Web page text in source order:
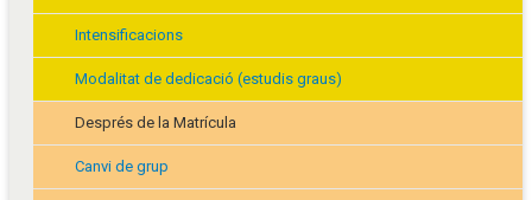
Intensificacions
Modalitat de dedicació (estudis graus)
Després de la Matrícula
Canvi de grup